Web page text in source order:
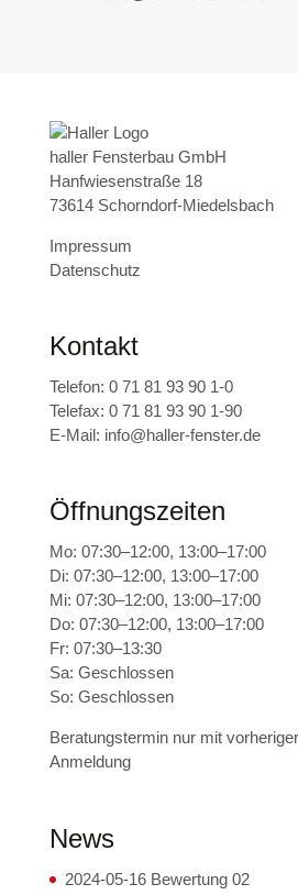
haller Fensterbau GmbH
Hanfwiesenstraße 18
73614 Schorndorf-Miedelsbach
Impressum
Datenschutz
Kontakt
Telefon: 0 71 81 93 90 1-0
Telefax: 0 71 81 93 90 1-90
E-Mail: info@haller-fenster.de
Öffnungszeiten
Mo: 07:30–12:00, 13:00–17:00
Di: 07:30–12:00, 13:00–17:00
Mi: 07:30–12:00, 13:00–17:00
Do: 07:30–12:00, 13:00–17:00
Fr: 07:30–13:30
Sa: Geschlossen
So: Geschlossen
Beratungstermin nur mit
Anmeldung
News
2024-05-16 Bewertung 02